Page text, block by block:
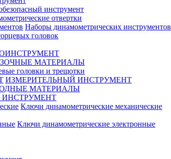
инструмент
отвертки
Наборы динамометрических инструментов
головок
МАТЕРИАЛЫ
головки и трещотки
ИЗМЕРИТЕЛЬНЫЙ ИНСТРУМЕНТ
МАТЕРИАЛЫ
ИНСТРУМЕНТ
Ключи динамометрические механические
Ключи динамометрические электронные